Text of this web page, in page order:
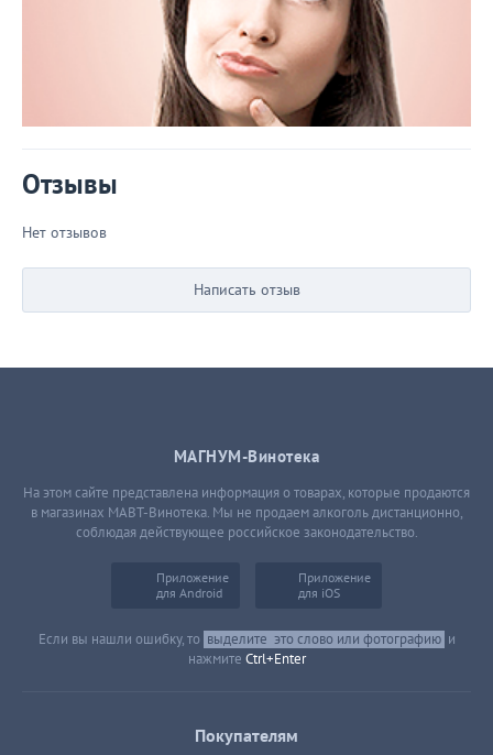
Отзывы
Нет отзывов
Написать отзыв
МАГНУМ-Винотека
На этом сайте представлена информация о товарах, которые продаются
в магазинах МАВТ-Винотека. Мы не продаем алкоголь дистанционно,
соблюдая действующее российское законодательство.
Приложение
для Android
Приложение
для iOS
Если вы нашли ошибку, то выделите это слово или фотографию и
нажмите Ctrl+Enter
Покупателям